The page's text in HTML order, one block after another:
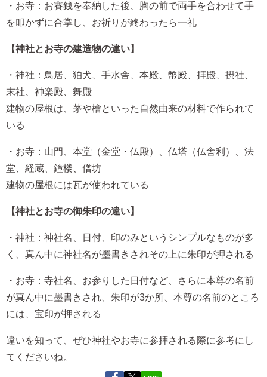
・お寺：お賽銭を奉納した後、胸の前で両手を合わせて手
を叩かずに合掌し、お祈りが終わったら一礼
【神社とお寺の建造物の違い】
・神社：鳥居、狛犬、手水舎、本殿、幣殿、拝殿、摂社、
末社、神楽殿、舞殿
建物の屋根は、茅や檜といった自然由来の材料で作られて
いる
・お寺：山門、本堂（金堂・仏殿）、仏塔（仏舎利）、法
堂、経蔵、鐘楼、僧坊
建物の屋根には瓦が使われている
【神社とお寺の御朱印の違い】
・神社：神社名、日付、印のみというシンプルなものが多
く、真ん中に神社名が墨書きされその上に朱印が押される
・お寺：寺社名、お参りした日付など、さらに本尊の名前
が真ん中に墨書きされ、朱印が3か所、本尊の名前のところ
には、宝印が押される
違いを知って、ぜひ神社やお寺に参拝される際に参考にし
てくださいね。